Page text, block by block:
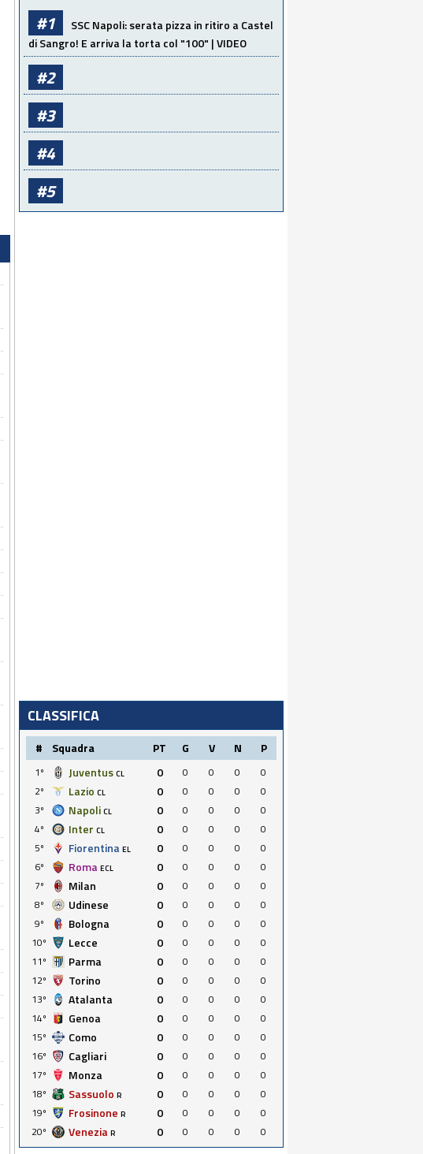
#1
SSC Napoli: serata pizza in ritiro a Castel
di Sangro! E arriva la torta col "100" | VIDEO
#2
#3
#4
#5
CLASSIFICA
# Squadra PT G V N P
1º Juventus CL 0 0 0 0
0
2º
Lazio CL 0 0 0 0
0
3º
Napoli CL 0 0 0 0
0
4º
Inter CL 0 0 0 0
0
5º
Fiorentina EL 0 0 0 0
0
6º
Roma ECL 0 0 0 0
0
7º
Milan 0 0 0 0
0
8º
Udinese 0 0 0 0
0
9º
Bologna 0 0 0 0
0
10º
Lecce 0 0 0 0
0
11º
Parma 0 0 0 0
0
12º
Torino 0 0 0 0
0
13º
Atalanta 0 0 0 0
0
14º
Genoa 0 0 0 0
0
15º
Como 0 0 0 0
0
16º
Cagliari 0 0 0 0
0
17º
Monza 0 0 0 0
0
18º
Sassuolo R 0 0 0 0
0
19º
Frosinone R 0 0 0 0
0
20º
Venezia R 0 0 0 0 0